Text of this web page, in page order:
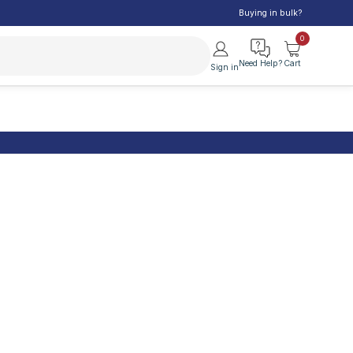
Buying in bulk?
Sign inNeed Help?
0
Cart